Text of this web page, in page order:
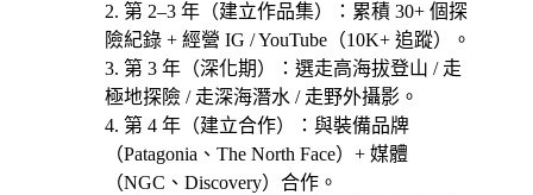
第 2–3 年（建立作品集）
：累積 30+ 個探
險紀錄 + 經營 IG / YouTube（10K+ 追蹤）。
第 3 年（深化期）
：選走高海拔登山 / 走
極地探險 / 走深海潛水 / 走野外攝影 。
第 4 年（建立合作）
：與裝備品牌
（Patagonia、The North Face）+ 媒體
（NGC、Discovery）合作。